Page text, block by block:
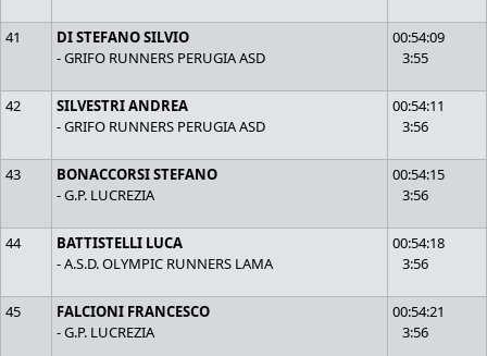
41
DI STEFANO SILVIO
- GRIFO RUNNERS PERUGIA ASD
00:54:09
3:55
42
SILVESTRI ANDREA
- GRIFO RUNNERS PERUGIA ASD
00:54:11
3:56
43
BONACCORSI STEFANO
- G.P. LUCREZIA
00:54:15
3:56
44
BATTISTELLI LUCA
- A.S.D. OLYMPIC RUNNERS LAMA
00:54:18
3:56
45
FALCIONI FRANCESCO
- G.P. LUCREZIA
00:54:21
3:56